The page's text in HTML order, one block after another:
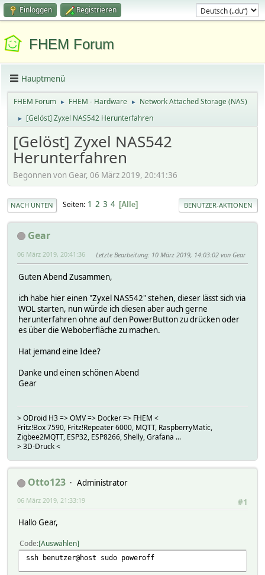
Einloggen Registrieren
FHEM Forum
Hauptmenü
FHEM Forum ► FHEM - Hardware ► Network Attached Storage (NAS)
► [Gelöst] Zyxel NAS542 Herunterfahren
[Gelöst] Zyxel NAS542
Herunterfahren
Begonnen von Gear, 06 März 2019, 20:41:36
NACH UNTEN Seiten 1 2 3 4 Alle BENUTZER-AKTIONEN
Gear
06 März 2019, 20:41:36 Letzte Bearbeitung: 10 März 2019, 14:03:02 von Gear
Guten Abend Zusammen,
ich habe hier einen "Zyxel NAS542" stehen, dieser lässt sich via
WOL starten, nun würde ich diesen aber auch gerne
herunterfahren ohne auf den PowerButton zu drücken oder
es über die Weboberfläche zu machen.
Hat jemand eine Idee?
Danke und einen schönen Abend
Gear
> ODroid H3 => OMV => Docker => FHEM <
Fritz!Box 7590, Fritz!Repeater 6000, MQTT, RaspberryMatic,
Zigbee2MQTT, ESP32, ESP8266, Shelly, Grafana ...
> 3D-Druck <
Otto123
Administrator
#1
06 März 2019, 21:33:19
Hallo Gear,
Code Auswählen
ssh benutzer@host sudo poweroff